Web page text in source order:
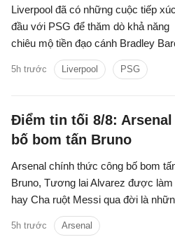
Liverpool đã có những cuộc tiếp
đầu với PSG để thăm dò khả năng
chiêu mộ tiền đạo cánh Bradley
Tuy nhiên, khoảng cách về mức
giữa hai CLB đang là trở ngại lớn
5h trước Liverpool PSG
Điểm tin tối 8/8:
bố bom tấn Bruno
Arsenal chính thức công bố bom
Bruno, Tương lai Alvarez được làm
hay Cha ruột Messi qua đời là
chính có trong điểm tin tối 8/8/2026.
5h trước Arsenal